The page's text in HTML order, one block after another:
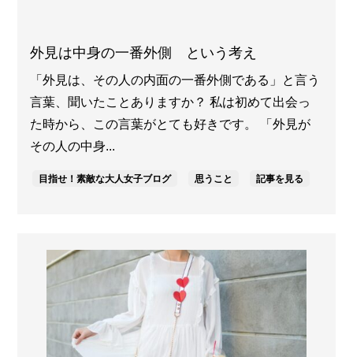
外見は中身の一番外側 という考え
「外見は、その人の内面の一番外側である」と言う
言葉、聞いたことありますか？ 私は初めて出会っ
た時から、この言葉がとても好きです。 「外見が
その人の中身...
目指せ！素敵な大人女子ブログ 思うこと 記事を見る